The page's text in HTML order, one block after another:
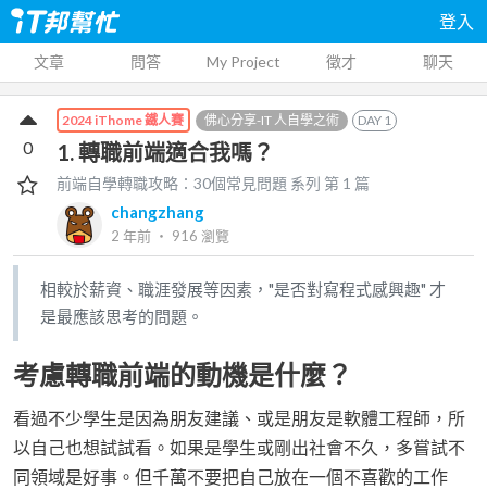
登入
文章 問答 My Project 徵才 聊天
2024 iThome 鐵人賽 佛心分享-IT 人自學之術 DAY 1
1. 轉職前端適合我嗎？
前端自學轉職攻略：30個常見問題 系列 第 1 篇
changzhang
2 年前 ‧ 916 瀏覽
0
相較於薪資、職涯發展等因素，"是否對寫程式感興趣" 才
是最應該思考的問題。
考慮轉職前端的動機是什麼？
看過不少學生是因為朋友建議、或是朋友是軟體工程師，所
以自己也想試試看。如果是學生或剛出社會不久，多嘗試不
同領域是好事。但千萬不要把自己放在一個不喜歡的工作